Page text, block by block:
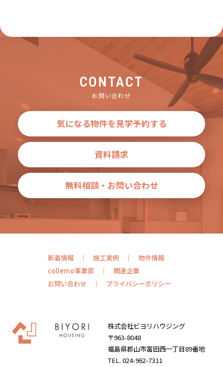
CONTACT
お問い合わせ
気になる物件を見学予約する
資料請求
無料相談・お問い合わせ
新着情報 施工実例
物件情報
collemo事業部
関連企業
お問い合わせ
プライバシーポリシー
株式会社ビヨリハウジング
〒963-8048
福島県郡山市富田西一丁目89番地
TEL. 024-962-7311